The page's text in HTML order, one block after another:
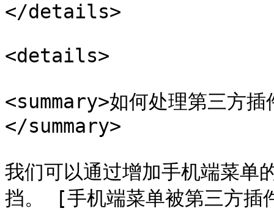
</details>
<details>
<summary>如何处理第三方
</summary>
我们可以通过增加手机端菜单
挡。 [手机端菜单被第三方